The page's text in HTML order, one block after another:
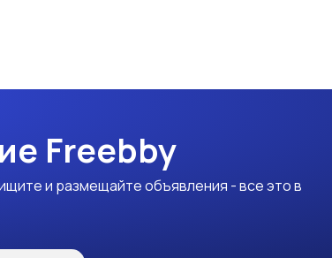
Freebby
и размещайте объявления - все это в